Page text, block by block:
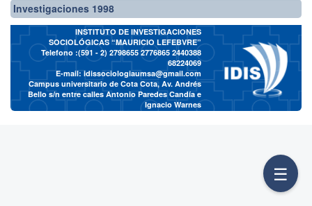
Investigaciones 1998
INSTITUTO DE INVESTIGACIONES
SOCIOLÓGICAS “MAURICIO LEFEBVRE”
Telefono :(591 - 2) 2798655 2776865 2440388
68224069
E-mail:idissociologiaumsa@gmail.com
Campus universitario de Cota Cota, Av. Andrés
Bello s/n entre calles Antonio Paredes Candía e
Ignacio Warnes
☰